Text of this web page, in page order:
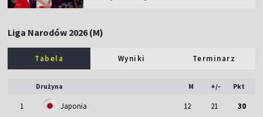
Liga Narodów 2026 (M)
Tabela Wyniki Terminarz
Drużyna M +/- Pkt
1 Japonia 12 21 30